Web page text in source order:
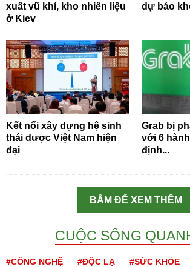
xuất vũ khí, kho nhiên liệu
ở Kiev
dự báo
Kết nối xây dựng hệ sinh
thái dược Việt Nam hiện
đại
Grab bị
với 6
định...
BẤM ĐỂ XEM THÊM
CUỘC SỐNG
#CÔNG NGHỆ #ĐỘC LẠ #SỨC KHỎE